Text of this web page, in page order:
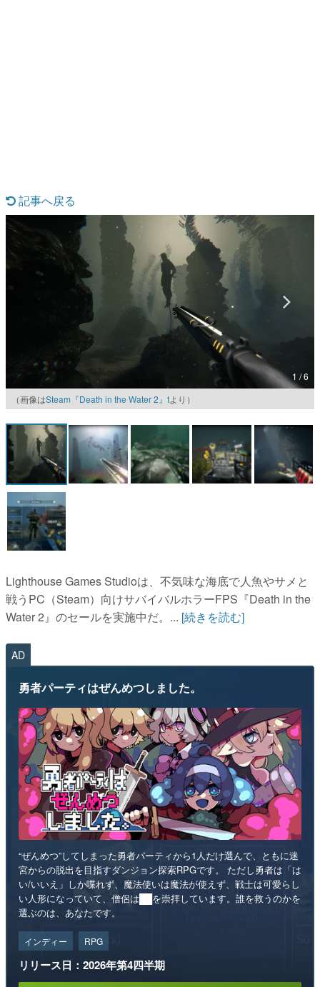
特集記事
マンガ
アプリレビュー
その他
電ファミニコゲーマーとは？
運営：株式会社マレ
記事へ戻る
1 / 6
（画像はSteam『Death in the Water 2』tより）
Lighthouse Games Studioは、不気味な海底で人魚やサメと
戦うPC（Steam）向けサバイバルホラーFPS『Death in the
Water 2』のセールを実施中だ。... [続きを読む]
AD
勇者パーティはぜんめつしました。
“ぜんめつ”してしまった勇者パーティから1人だけ選んで、ともに迷
宮からの脱出を目指すダンジョン探索RPGです。 ただし勇者は「は
い/いいえ」しか喋れず、魔法使いは魔法が使えず、戦士は可愛らし
い人形になっていて、僧侶は██を崇拝しています。誰を救うのかを
選ぶのは、あなたです。
インディー RPG
リリース日：2026年第4四半期